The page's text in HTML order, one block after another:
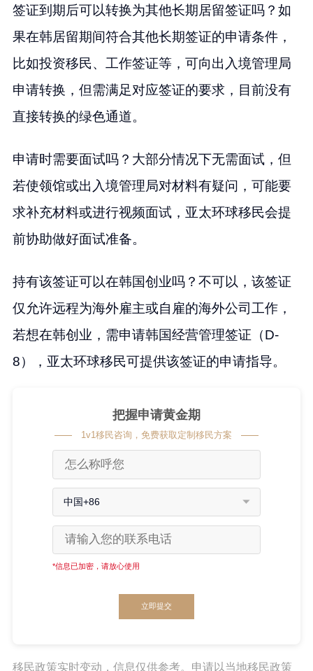
签证到期后可以转换为其他长期居留签证吗？如
果在韩居留期间符合其他长期签证的申请条件，
比如投资移民、工作签证等，可向出入境管理局
申请转换，但需满足对应签证的要求，目前没有
直接转换的绿色通道。
申请时需要面试吗？大部分情况下无需面试，但
若使领馆或出入境管理局对材料有疑问，可能要
求补充材料或进行视频面试，亚太环球移民会提
前协助做好面试准备。
持有该签证可以在韩国创业吗？不可以，该签证
仅允许远程为海外雇主或自雇的海外公司工作，
若想在韩创业，需申请韩国经营管理签证（D-
8），亚太环球移民可提供该签证的申请指导。
把握申请黄金期
1v1移民咨询，免费获取定制移民方案
中国+86
*信息已加密，请放心使用
立即提交
移民政策实时变动，信息仅供参考。申请以当地移民政策